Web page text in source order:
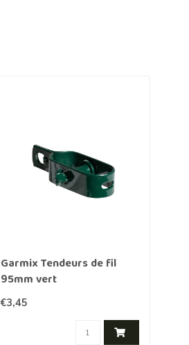
Garmix Tendeurs de fil
95mm vert
€3,45